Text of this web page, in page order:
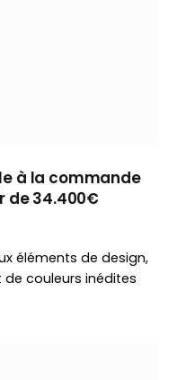
à la commande
de 34.400€
éléments de design,
couleurs inédites